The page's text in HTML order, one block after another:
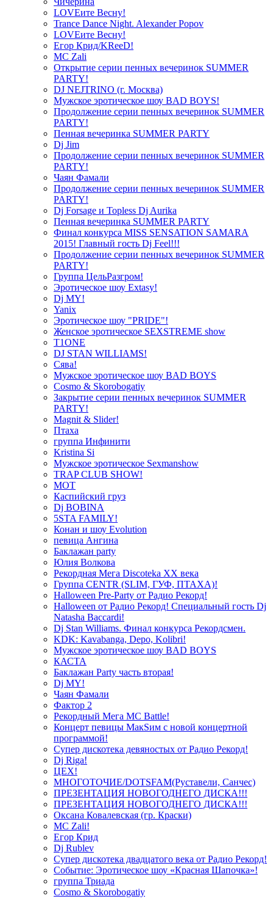
LOVEите Весну!
Trance Dance Night. Alexander Popov
LOVEите Весну!
Егор Крид/KReeD!
MC Zali
Открытие серии пенных вечеринок SUMMER
PARTY!
DJ NEJTRINO (г. Москва)
Мужское эротическое шоу BAD BOYS!
Продолжение серии пенных вечеринок SUMMER
PARTY!
Пенная вечеринка SUMMER PARTY
Dj Jim
Продолжение серии пенных вечеринок SUMMER
PARTY!
Чаян Фамали
Продолжение серии пенных вечеринок SUMMER
PARTY!
Dj Forsage и Topless Dj Aurika
Пенная вечеринка SUMMER PARTY
Финал конкурса MISS SENSATION SAMARA
2015! Главный гость Dj Feel!!!
Продолжение серии пенных вечеринок SUMMER
PARTY!
Группа ЦельРазгром!
Эротическое шоу Extasy!
Dj MY!
Yanix
Эротическое шоу "PRIDE"!
Женское эротическое SEXSTREME show
T1ONE
DJ STAN WILLIAMS!
Сява!
Мужское эротическое шоу BAD BOYS
Cosmo & Skorobogatiy
Закрытие серии пенных вечеринок SUMMER
PARTY!
Magnit & Slider!
Птаха
группа Инфинити
Kristina Si
Мужское эротическое Sexmanshow
TRAP CLUB SHOW!
МОТ
Каспийский груз
Dj BOBINA
5STA FAMILY!
Конан и шоу Evolution
певица Ангина
Баклажан party
Юлия Волкова
Рекордная Мега Discoteka XX века
Группа CENTR (SLIM, ГУФ, ПТАХА)!
Halloween Pre-Party от Радио Рекорд!
Halloween от Радио Рекорд! Специальный гость Dj
Natasha Baccardi!
Dj Stan Williams. Финал конкурса Рекордсмен.
KDK: Kavabanga, Depo, Kolibri!
Мужское эротическое шоу BAD BOYS
КАСТА
Баклажан Party часть вторая!
Dj MY!
Чаян Фамали
Фактор 2
Рекордный Мега МС Battle!
Концерт певицы МакSим с новой концертной
программой!
Супер дискотека девяностых от Радио Рекорд!
Dj Riga!
ЦЕХ!
МНОГОТОЧИЕ/DOTSFAM(Руставели, Санчес)
ПРЕЗЕНТАЦИЯ НОВОГОДНЕГО ДИСКА!!!
ПРЕЗЕНТАЦИЯ НОВОГОДНЕГО ДИСКА!!!
Оксана Ковалевская (гр. Краски)
MC Zali!
Егор Крид
Dj Rublev
Супер дискотека двадцатого века от Радио Рекорд!
Событие: Эротическое шоу «Красная Шапочка»!
группа Триада
Cosmo & Skorobogatiy